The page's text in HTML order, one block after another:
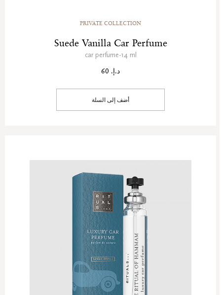
PRIVATE COLLECTION
Suede Vanilla Car Perfume
car perfume-14 ml
د.إ. 60
أضف إلى السلة